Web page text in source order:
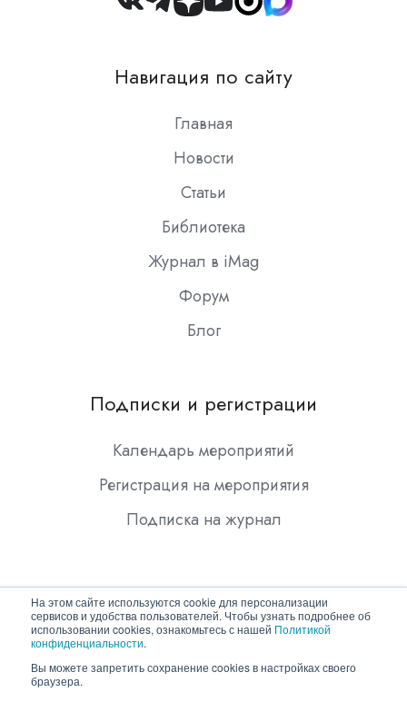
На этом сайте используются cookie для персонализации
сервисов и удобства пользователей. Чтобы узнать подробнее об
использовании cookies, ознакомьтесь с нашей Политикой
конфиденциальности.
Вы можете запретить сохранение cookies в настройках своего
браузера.
Join
Slack
Навигация по сайту
Главная
Новости
Статьи
Библиотека
Журнал в iMag
Форум
Блог
Подписки и регистрации
Календарь мероприятий
Регистрация на мероприятия
Подписка на журнал
Copyright © 2026 ООО "Гротек"